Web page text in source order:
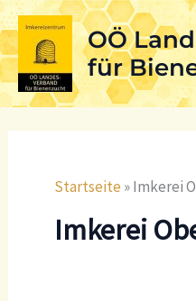
Skip
to
content
OÖ
für
Startseite »Imkerei
Imkerei